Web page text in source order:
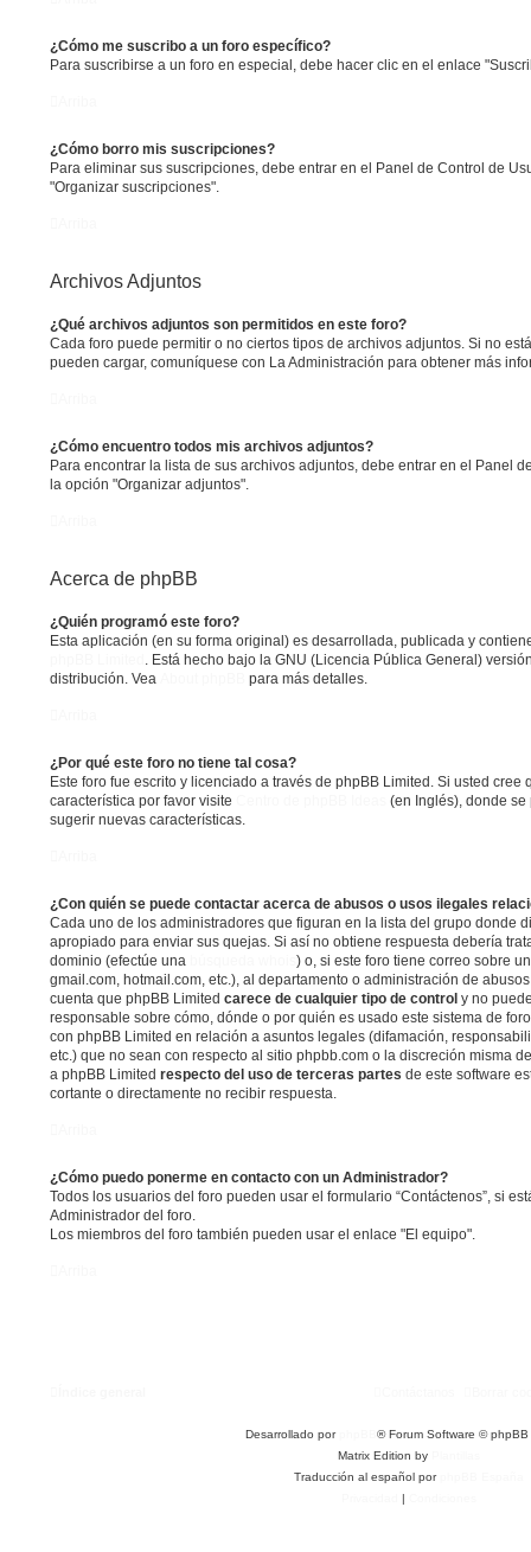
¿Cómo me suscribo a un foro específico?
Para suscribirse a un foro en especial, debe hacer clic en el enlace
¿Cómo borro mis suscripciones?
Para eliminar sus suscripciones, debe entrar en el Panel de Control de
"Organizar suscripciones".
Archivos Adjuntos
¿Qué archivos adjuntos son permitidos en este foro?
Cada foro puede permitir o no ciertos tipos de archivos adjuntos. Si no
pueden cargar, comuníquese con La Administración para obtener más
¿Cómo encuentro todos mis archivos adjuntos?
Para encontrar la lista de sus archivos adjuntos, debe entrar en el Panel
la opción "Organizar adjuntos".
Acerca de phpBB
¿Quién programó este foro?
Esta aplicación (en su forma original) es desarrollada, publicada y
. Está hecho bajo la GNU (Licencia Pública General)
distribución. Vea
para más detalles.
¿Por qué este foro no tiene tal cosa?
Este foro fue escrito y licenciado a través de phpBB Limited. Si usted
característica por favor visite
(en Inglés), donde
sugerir nuevas características.
¿Con quién se puede contactar acerca de abusos o usos ilegales
Cada uno de los administradores que figuran en la lista del grupo donde
apropiado para enviar sus quejas. Si así no obtiene respuesta debería
dominio (efectúe una
) o, si este foro tiene correo sobre
gmail.com, hotmail.com, etc.), al departamento o administración de
cuenta que phpBB Limited carece de cualquier tipo de control y no
responsable sobre cómo, dónde o por quién es usado este sistema de
con phpBB Limited en relación a asuntos legales (difamación,
etc.) que no sean con respecto al sitio phpbb.com o la discreción misma
a phpBB Limited respecto del uso de terceras partes de este software
cortante o directamente no recibir respuesta.
¿Cómo puedo ponerme en contacto con un Administrador?
Todos los usuarios del foro pueden usar el formulario “Contáctenos”, si
Administrador del foro.
Los miembros del foro también pueden usar el enlace "El equipo".
Desarrollado por
® Forum Software © phpBB
Matrix Edition by
Traducción al español por